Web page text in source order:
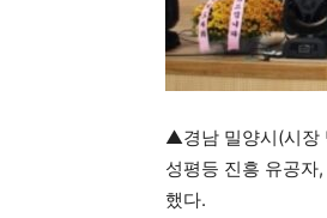
▲경남 밀양시(시장
성평등 진흥 유공자
했다.